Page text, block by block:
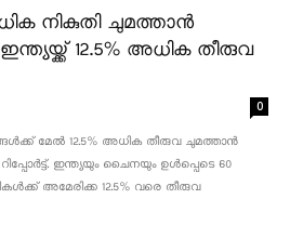
നികുതി ചുമത്താൻ
12.5% അധിക തീരുവ
0
മേൽ 12.5% അധിക തീരുവ ചുമത്താൻ
ഇന്ത്യയും ചൈനയും ഉൾപ്പെടെ 60
അമേരിക്ക 12.5% ​​വരെ തീരുവ